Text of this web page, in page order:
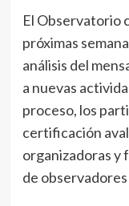
El Observatorio
próximas
análisis del
a nuevas
proceso, los
certificación
organizadoras y
de